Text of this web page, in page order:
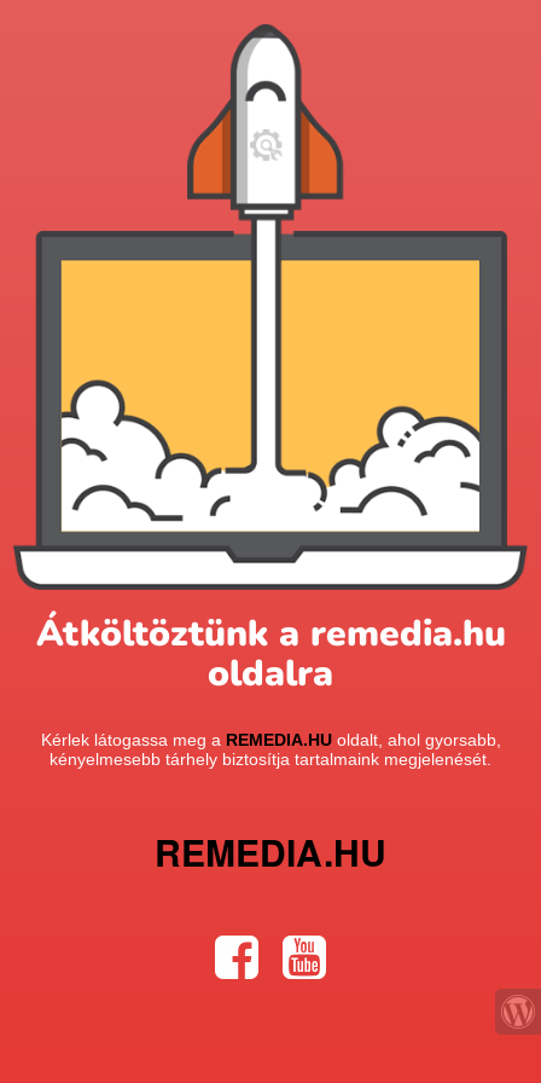
Átköltöztünk a remedia.hu
oldalra
Kérlek látogassa meg a REMEDIA.HUoldalt, ahol gyorsabb,
kényelmesebb tárhely biztosítja tartalmaink megjelenését.
REMEDIA.HU